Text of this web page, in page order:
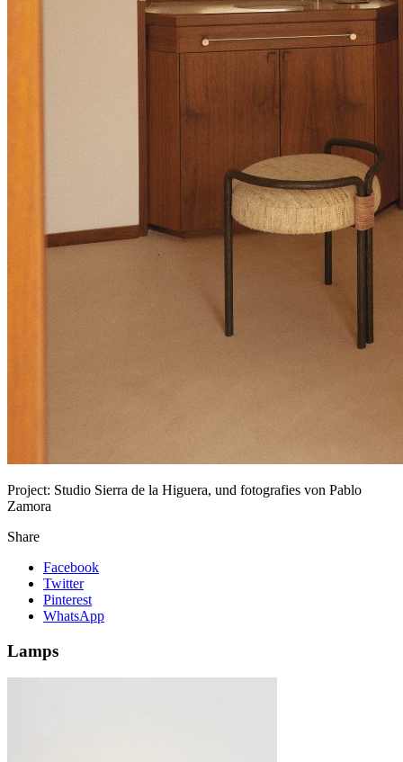
Project: Studio Sierra de la Higuera, und fotografies von Pablo
Zamora
Share
Facebook
Twitter
Pinterest
WhatsApp
Lamps